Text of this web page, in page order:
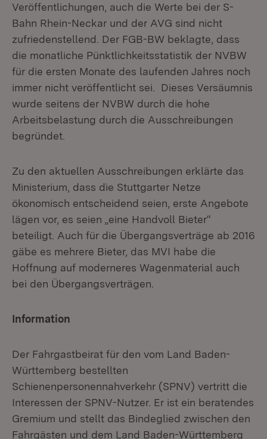
Veröffentlichungen, auch die Werte bei der S-
Bahn Rhein-Neckar und der AVG sind nicht
zufriedenstellend. Der FGB-BW beklagte, dass
die monatliche Pünktlichkeitsstatistik der NVBW
für die ersten Monate des laufenden Jahres noch
immer nicht veröffentlicht sei. Dieses Versäumnis
wurde seitens der NVBW durch die hohe
Arbeitsbelastung durch die Ausschreibungen
begründet.
Zu den aktuellen Ausschreibungen erklärte das
Ministerium, dass die Stuttgarter Netze
ökonomisch entscheidend seien, erste Angebote
lägen vor, es seien „eine Handvoll Bieter“
beteiligt. Auch für die Übergangsverträge ab 2016
gäbe es mehrere Bieter, das MVI habe die
Hoffnung auf moderneres Wagenmaterial auch
bei den Übergangsverträgen.
Information
Der Fahrgastbeirat für den vom Land Baden-
Württemberg bestellten
Schienenpersonennahverkehr (SPNV) vertritt die
Interessen der SPNV-Nutzer. Er ist ein beratendes
Gremium und stellt das Bindeglied zwischen den
Fahrgästen und dem Land Baden-Württemberg